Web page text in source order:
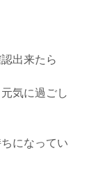
出来たら
気に過ごし
になってい